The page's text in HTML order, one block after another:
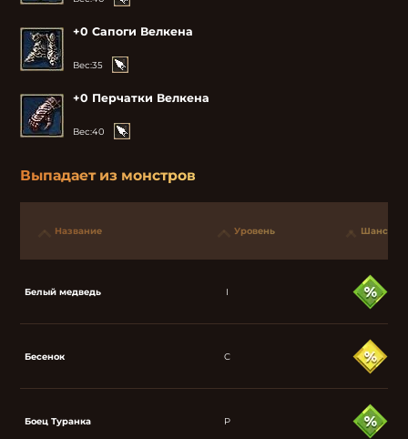
+0 Сапоги Велкена
Вес:35
+0 Перчатки Велкена
Вес:40
Выпадает из монстров
Название Уровень Шанс
Белый медведь I
Бесенок C
Боец Туранка P